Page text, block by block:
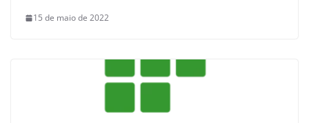
15 de maio de 2022